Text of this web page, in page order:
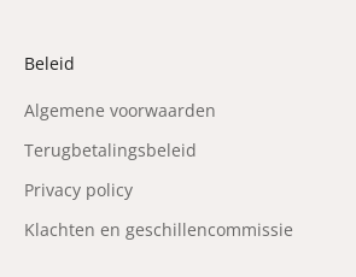
Beleid
Algemene voorwaarden
Terugbetalingsbeleid
Privacy policy
Klachten en geschillencommissie